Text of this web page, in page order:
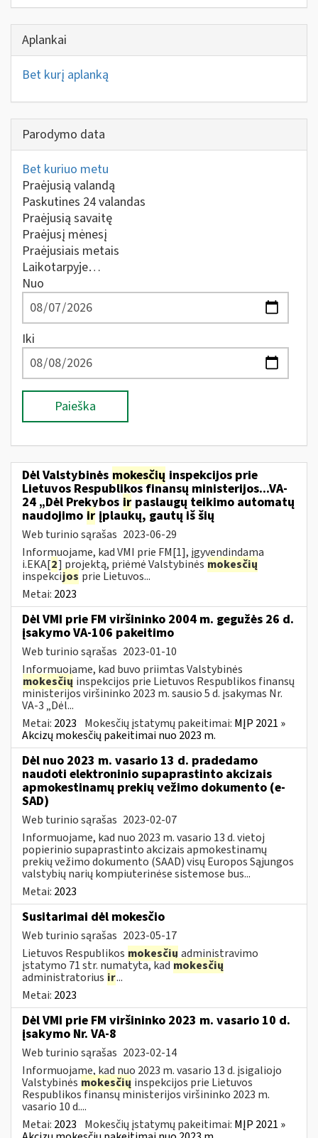
Aplankai
Bet kurį aplanką
Parodymo data
Bet kuriuo metu
Praėjusią valandą
Paskutines 24 valandas
Praėjusią savaitę
Praėjusį mėnesį
Praėjusiais metais
Laikotarpyje…
Nuo
Iki
Paieška
Dėl Valstybinės mokesčių inspekcijos prie
Lietuvos Respublikos finansų ministerijos...VA-
24 „Dėl Prekybos ir paslaugų teikimo automatų
naudojimo ir įplaukų, gautų iš šių
Web turinio sąrašas 2023-06-29
Informuojame, kad VMI prie FM[1], įgyvendindama
i.EKA[2] projektą, priėmė Valstybinės mokesčių
inspekcijos prie Lietuvos...
Metai: 2023
Dėl VMI prie FM viršininko 2004 m. gegužės 26 d.
įsakymo VA-106 pakeitimo
Web turinio sąrašas 2023-01-10
Informuojame, kad buvo priimtas Valstybinės
mokesčių inspekcijos prie Lietuvos Respublikos finansų
ministerijos viršininko 2023 m. sausio 5 d. įsakymas Nr.
VA-3 „Dėl...
Metai: 2023 Mokesčių įstatymų pakeitimai: MĮP 2021 »
Akcizų mokesčių pakeitimai nuo 2023 m.
Dėl nuo 2023 m. vasario 13 d. pradedamo
naudoti elektroninio supaprastinto akcizais
apmokestinamų prekių vežimo dokumento (e-
SAD)
Web turinio sąrašas 2023-02-07
Informuojame, kad nuo 2023 m. vasario 13 d. vietoj
popierinio supaprastinto akcizais apmokestinamų
prekių vežimo dokumento (SAAD) visų Europos Sąjungos
valstybių narių kompiuterinėse sistemose bus...
Metai: 2023
Susitarimai dėl mokesčio
Web turinio sąrašas 2023-05-17
Lietuvos Respublikos mokesčių administravimo
įstatymo 71 str. numatyta, kadmokesčių
administratorius ir...
Metai: 2023
Dėl VMI prie FM viršininko 2023 m. vasario 10 d.
įsakymo Nr. VA-8
Web turinio sąrašas 2023-02-14
Informuojame, kad nuo 2023 m. vasario 13 d. įsigaliojo
Valstybinės mokesčių inspekcijos prie Lietuvos
Respublikos finansų ministerijos viršininko 2023 m.
vasario 10 d....
Metai: 2023 Mokesčių įstatymų pakeitimai: MĮP 2021 »